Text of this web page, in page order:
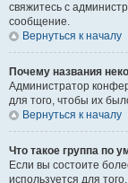
свяжитесь с
сообщение.
Вернуться к началу
Почему названия
Администратор
для того, чтобы их
Вернуться к началу
Что такое группа по
Если вы состоите
используется для